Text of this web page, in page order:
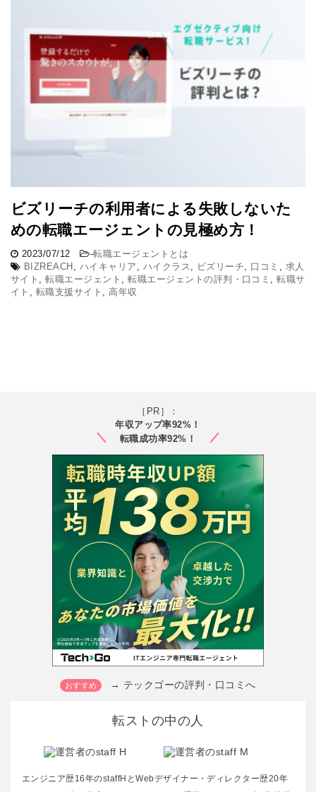
ビズリーチの利用者による失敗しないた
めの転職エージェントの見極め方！
2023/07/12 -転職エージェントとは
BIZREACH
ハイキャリア ハイクラス ビズリーチ 口コミ
求人
サイト
,転職エージェント ,転職エージェントの評判・口コミ ,転職サ
イト
転職支援サイト ,高年収
［PR］：
年収アップ率92%！
転職成功率92%！
→ テックゴーの評判・口コミへ
転ストの中の人
エンジニア歴16年のstaffHとWebデザイナー・ディレクター歴20年